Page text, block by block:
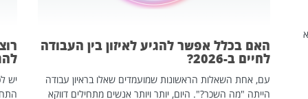
האם בכלל אפשר להגיע לאיזון בין העבודה
לחיים ב-2026?
עם, אחת השאלות הראשונות שמועמדים שאלו בראיון עבודה
הייתה "מה השכר?". היום, יותר ויותר אנשים מתחילים דווקא
יש